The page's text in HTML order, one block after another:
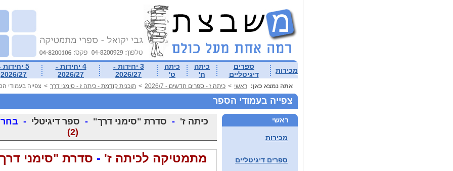
מכירות
ספרים
דיגיטליים
כיתה
ח'
כיתה
ט'
3 יחידות -
2026/27
4 יחידות -
2026/27
5 יחידות
2026/27
אתה נמצא כאן: ראשי > כיתה ז - ספרים חדשים - 2026/7 > תוכנית קודמת - כיתה ז - סימני דרך > צפייה בעמודי
צפייה בעמודי הספר
ראשי
מכירות
ספרים דיגיטליים
כיתה ז'- סדרת "סימני דרך"- ספר דיגיטלי- בחר
(2)
מתמטיקה לכיתה ז' - סדרת "סימני